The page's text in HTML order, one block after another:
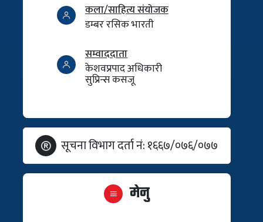
कला/साहित्य संयोजक
डम्बर रसिक भारती
सम्वाददाता
केशवप्रपाद अधिकारी
सुप्रिन्स कसजू
सूचना विभाग दर्ता नं: १६६७/०७६/०७७
मेनु